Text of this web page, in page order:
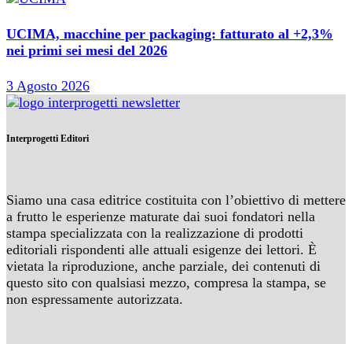
UCIMA, macchine per packaging: fatturato al +2,3%
nei primi sei mesi del 2026
3 Agosto 2026
Interprogetti Editori
Siamo una casa editrice costituita con l’obiettivo di mettere
a frutto le esperienze maturate dai suoi fondatori nella
stampa specializzata con la realizzazione di prodotti
editoriali rispondenti alle attuali esigenze dei lettori. È
vietata la riproduzione, anche parziale, dei contenuti di
questo sito con qualsiasi mezzo, compresa la stampa, se
non espressamente autorizzata.